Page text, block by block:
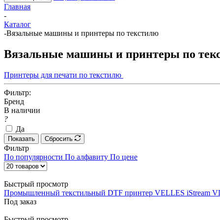
Главная
-
Каталог
-Вязальные машины и принтеры по текстилю
Вязальные машины и принтеры по
Принтеры для печати по текстилю
Фильтр:
Бренд
В наличии
?
Да
Показать Сбросить
Фильтр
По популярности По алфавиту По цене
Быстрый просмотр
Промышленный текстильный DTF принтер VELLES iStream
Под заказ